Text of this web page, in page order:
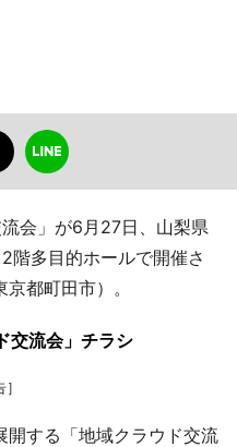
会」が6月27日、山梨県
階多目的ホールで開催さ
都町田市）。
交流会」チラシ
する「地域クラウド交流